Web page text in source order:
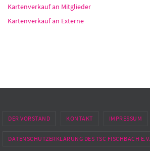
Kartenverkauf an Mitglieder
Kartenverkauf an Externe
DER VORSTAND KONTAKT IMPRESSUM
DATENSCHUTZERKLÄRUNG DES TSC FISCHBACH E.V.